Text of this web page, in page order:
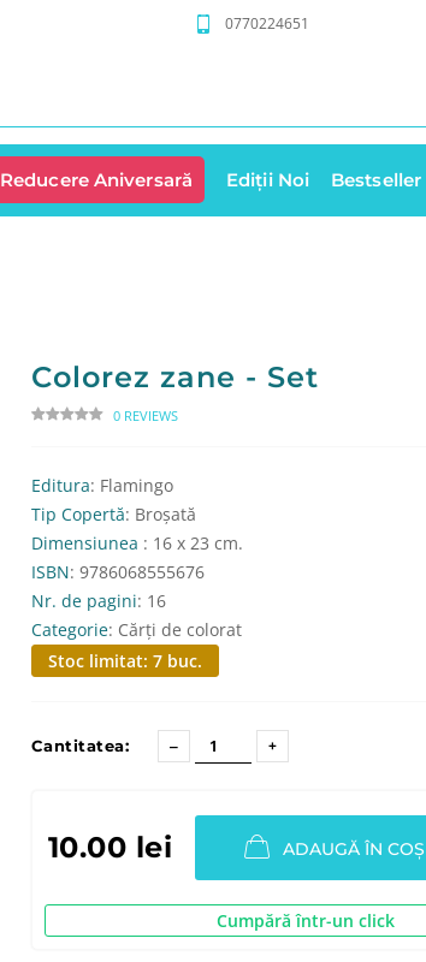
0770224651
Reducere Aniversară Ediții Noi Bestseller
Colorez zane - Set
0 REVIEWS
Editura: Flamingo
Tip Copertă: Broșată
Dimensiunea : 16 x 23 cm.
ISBN: 9786068555676
Nr. de pagini: 16
Categorie: Cărți de colorat
Stoc limitat: 7 buc.
Cantitatea:
10.00 lei ADAUGĂ ÎN COȘ
Cumpără într-un click